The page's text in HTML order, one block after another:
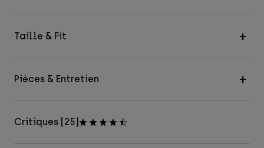
Taille & Fit
Pièces & Entretien
Critiques [25]